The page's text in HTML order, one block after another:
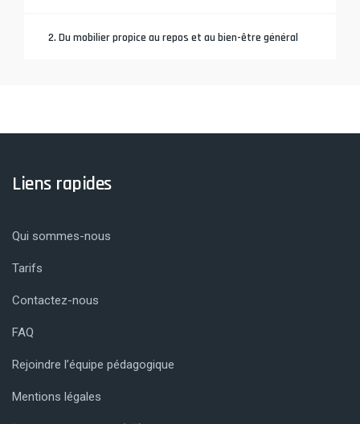
2. Du mobilier propice au repos et au bien-être général
Liens rapides
Qui sommes-nous
Tarifs
Contactez-nous
FAQ
Rejoindre l’équipe pédagogique
Mentions légales